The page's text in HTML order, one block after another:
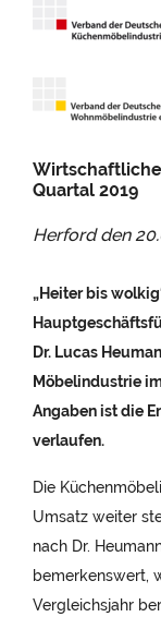
Quartal 2019
Herford den
„Heiter bis
Dr. Lucas
Möbelindustrie
Angaben ist die
verlaufen.
Die
Umsatz weiter
nach Dr.
bemerkenswert,
Vergleichsjahr